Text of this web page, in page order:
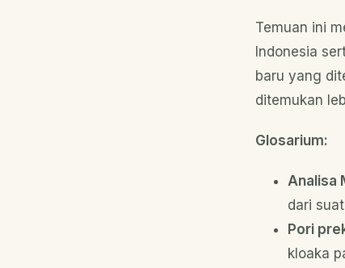
Temuan ini
Indonesia
baru yang
ditemukan
Glosarium:
Analisa
dari
Pori
kloaka